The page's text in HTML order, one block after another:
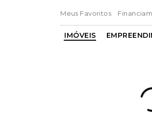
Meus Favoritos
IMÓVEIS